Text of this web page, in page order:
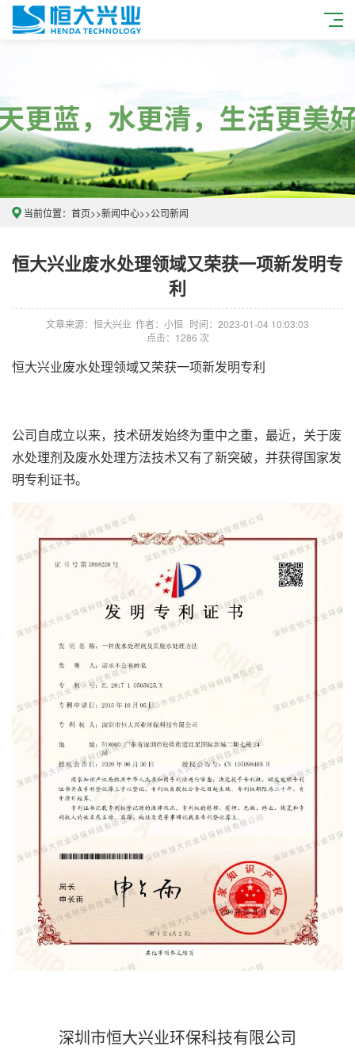
当前位置： 首页>>新闻中心>>公司新闻
恒大兴业废水处理领域又荣获一项新发明专
利
文章来源：恒大兴业 作者：小恒 时间：2023-01-04 10:03:03
点击：1286 次
恒大兴业废水处理领域又荣获一项新发明专利
公司自成立以来，技术研发始终为重中之重，最近，关于废
水处理剂及废水处理方法技术又有了新突破，并获得国家发
明专利证书。
深圳市恒大兴业环保科技有限公司